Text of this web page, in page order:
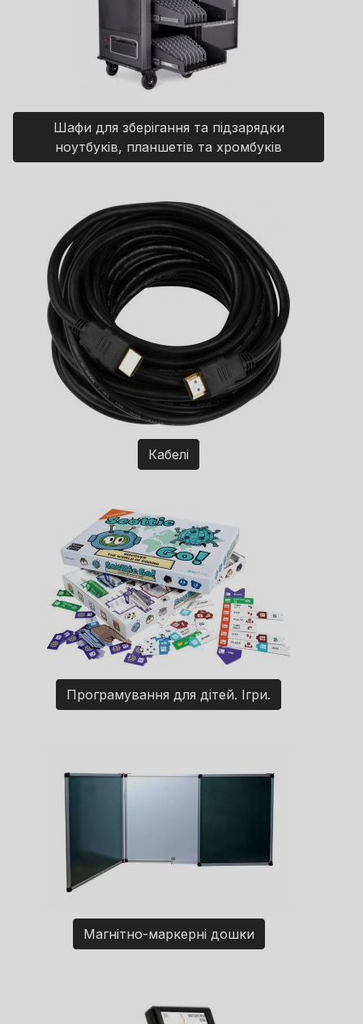
Шафи для зберігання та підзарядки
ноутбуків, планшетів та хромбуків
Кабелі
Програмування для дітей. Ігри.
Магнітно-маркерні дошки